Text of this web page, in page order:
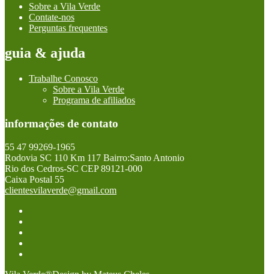
Sobre a Vila Verde
Contate-nos
Perguntas frequentes
guia & ajuda
Trabalhe Conosco
Sobre a Vila Verde
Programa de afiliados
informações de contato
55 47 99269-1965
Rodovia SC 110 Km 117 Bairro:Santo Antonio
Rio dos Cedros-SC CEP 89121-000
Caixa Postal 55
clientesvilaverde@gmail.com